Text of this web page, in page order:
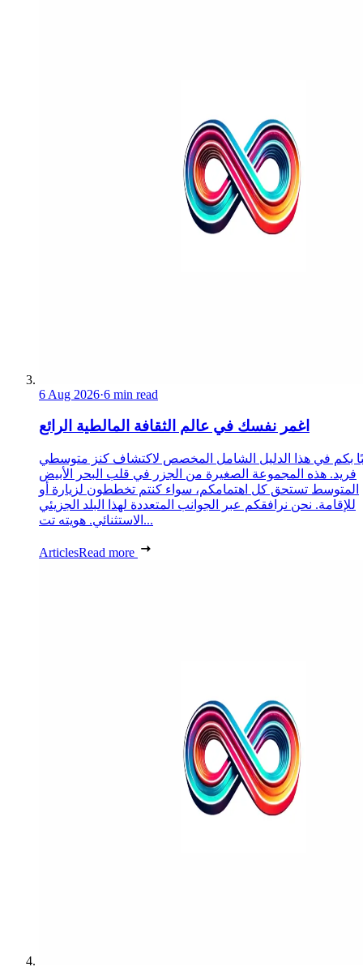
6 Aug 2026·6 min read
اغمر نفسك في عالم الثقافة المالطية الرائع
بكم في هذا الدليل الشامل المخصص لاكتشاف كنز متوسطي
فريد. هذه المجموعة الصغيرة من الجزر في قلب البحر الأبيض
المتوسط تستحق كل اهتمامكم، سواء كنتم تخططون لزيارة أو
للإقامة. نحن نرافقكم عبر الجوانب المتعددة لهذا البلد الجزيئي
الاستثنائي. هويته تت...
ArticlesRead more